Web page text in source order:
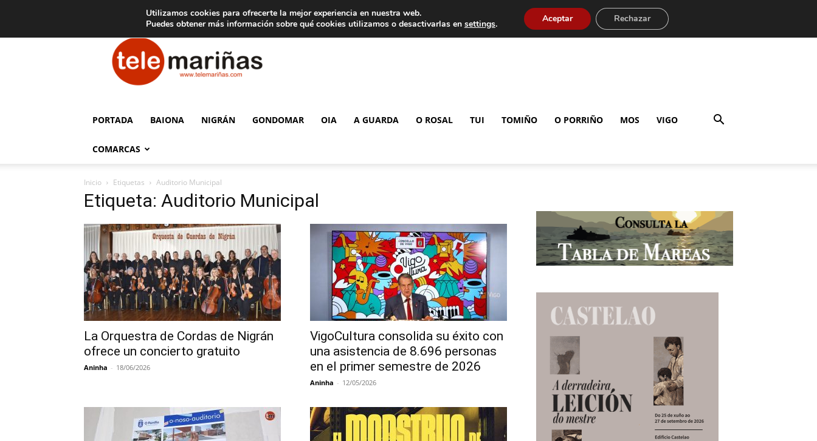
Aviso legal Tarifas de publicidad
Telemariñas
PORTADA BAIONA NIGRÁN GONDOMAR OIA A GUARDA O ROSAL TUI TOMIÑO O PORRIÑO MOS VIGO
COMARCAS
Inicio Etiquetas Auditorio Municipal
Etiqueta: Auditorio Municipal
La Orquestra de Cordas de Nigrán
ofrece un concierto gratuito
Aninha - 18/06/2026
VigoCultura consolida su éxito con
una asistencia de 8.696 personas
en el primer semestre de 2026
Aninha - 12/05/2026
Utilizamos cookies para ofrecerte la mejor experiencia en nuestra web.
Puedes obtener más información sobre qué cookies utilizamos o desactivarlas en settings. Aceptar Rechazar